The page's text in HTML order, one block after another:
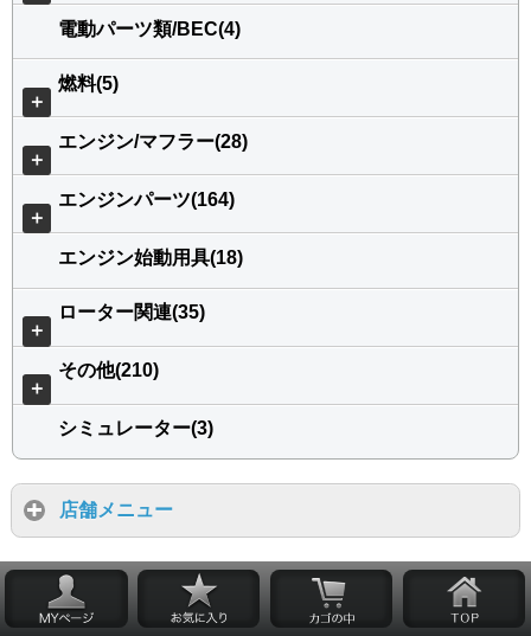
電動パーツ類/BEC(4)
＋
燃料(5)
＋
エンジン/マフラー(28)
＋
エンジンパーツ(164)
エンジン始動用具(18)
＋
ローター関連(35)
＋
その他(210)
シミュレーター(3)
店舗メニュー